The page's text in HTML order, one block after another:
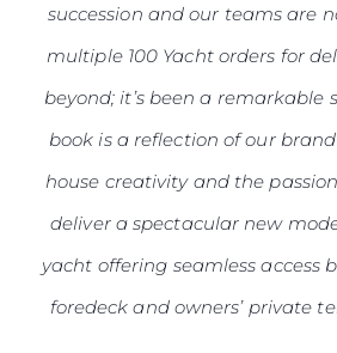
succession and our teams are
multiple 100 Yacht orders for
beyond; it’s been a remarkable
book is a reflection of our
house creativity and the
deliver a spectacular new
yacht offering seamless access
foredeck and owners’ private